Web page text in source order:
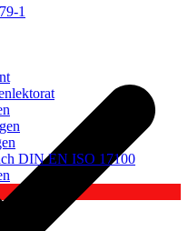
1
DIN EN ISO 17100